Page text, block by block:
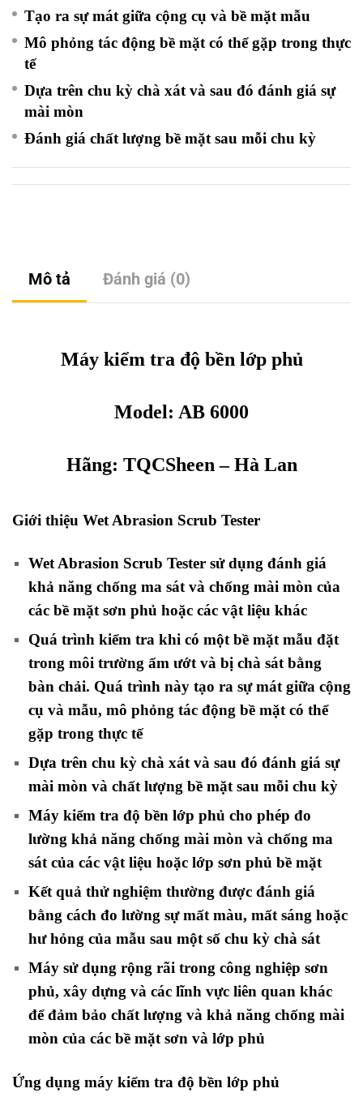
Tạo ra sự mát giữa cộng cụ và bề mặt mẫu
Mô phỏng tác động bề mặt có thể gặp trong thực
tế
Dựa trên chu kỳ chà xát và sau đó đánh giá sự
mài mòn
Đánh giá chất lượng bề mặt sau mỗi chu kỳ
Mô tả Đánh giá (0)
Máy kiểm tra độ bền lớp phủ
Model: AB 6000
Hãng: TQCSheen–Hà Lan
Giới thiệu Wet Abrasion Scrub Tester
Wet Abrasion Scrub Tester sử dụng đánh giá
khả năng chống ma sát và chống mài mòn của
các bề mặt sơn phủ hoặc các vật liệu khác
Quá trình kiểm tra khi có một bề mặt mẫu đặt
trong môi trường ẩm ướt và bị chà sát bằng
bàn chải. Quá trình này tạo ra sự mát giữa cộng
cụ và mẫu, mô phỏng tác động bề mặt có thể
gặp trong thực tế
Dựa trên chu kỳ chà xát và sau đó đánh giá sự
mài mòn và chất lượng bề mặt sau mỗi chu kỳ
Máy kiểm tra độ bền lớp phủ cho phép đo
lường khả năng chống mài mòn và chống ma
sát của các vật liệu hoặc lớp sơn phủ bề mặt
Kết quả thử nghiệm thường được đánh giá
bằng cách đo lường sự mất màu, mất sáng hoặc
hư hỏng của mẫu sau một số chu kỳ chà sát
Máy sử dụng rộng rãi trong công nghiệp sơn
phủ, xây dựng và các lĩnh vực liên quan khác
để đảm bảo chất lượng và khả năng chống mài
mòn của các bề mặt sơn và lớp phủ
Ứng dụng máy kiểm tra độ bền lớp phủ